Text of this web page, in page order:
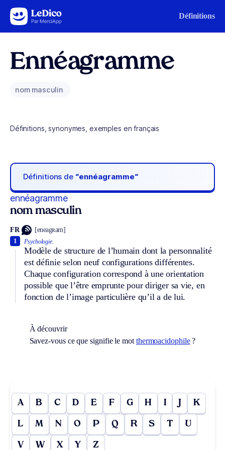
Aller au contenu Définitions
Ennéagramme
nom masculin
Définitions, synonymes, exemples en français
Définitions de “ennéagramme“
ennéagramme
nom masculin
FR [eneagʀam]
Psychologie.
Modèle de structure de l’humain dont la personnalité
est définie selon neuf configurations différentes.
Chaque configuration correspond à une orientation
possible que l’être emprunte pour diriger sa vie, en
fonction de l’image particulière qu’il a de lui.
1
À découvrir
Savez-vous ce que signifie le mot thermoacidophile?
A B C D E F G H I J K
L M N O P Q R S T U
V W X Y Z